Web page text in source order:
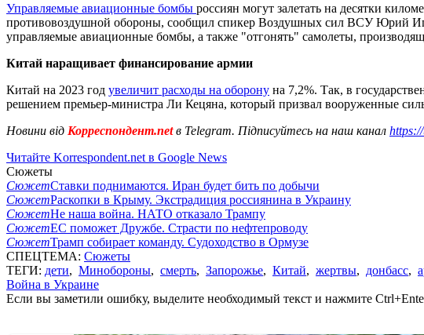
Управляемые авиационные бомбы россиян могут залетать на десятки
противовоздушной обороны, сообщил спикер Воздушных сил ВСУ Юрий
управляемые авиационные бомбы, а также "отгонять" самолеты,
Китай наращивает финансирование армии
Китай на 2023 год увеличит расходы на оборону на 7,2%. Так, в
решением премьер-министра Ли Кецяна, который призвал вооруженные
Новини від Корреспондент.netв Telegram. Підписуйтесь на наш канал
Читайте Korrespondent.net в Google News
Сюжеты
СюжетСтавки поднимаются. Иран будет бить по добычи
СюжетРаскопки в Крыму. Экстрадиция россиянина в Украину
СюжетНе наша война. НАТО отказало Трампу
СюжетЕС поможет Дружбе. Страсти по нефтепроводу
СюжетТрамп собирает команду. Судоходство в Ормузе
СПЕЦТЕМА: Сюжеты
ТЕГИ: дети, Минобороны, смерть, Запорожье, Китай, жертвы, донбасс,
Война в Украине
Если вы заметили ошибку, выделите необходимый текст и нажмите